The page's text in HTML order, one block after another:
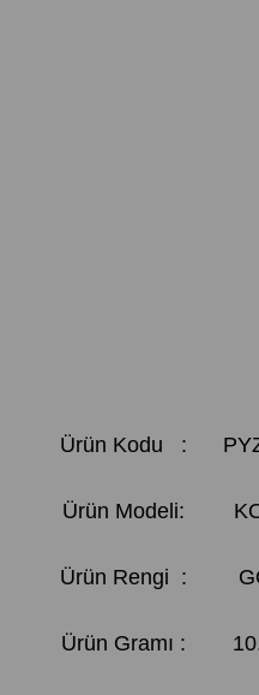
Ürün Kodu :
Ürün Modeli:
Ürün Rengi :
Ürün Gramı :